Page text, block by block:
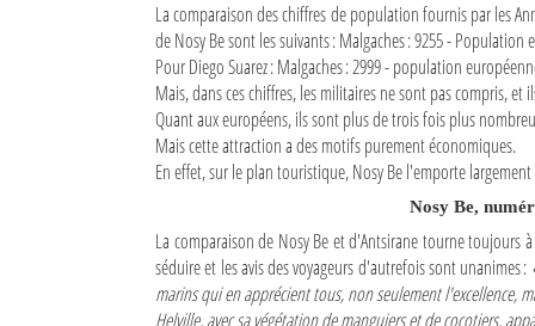
La comparaison des chiffres de population fournis par les
de Nosy Be sont les suivants : Malgaches : 9255 -
Pour Diego Suarez : Malgaches : 2999 - population
Mais, dans ces chiffres, les militaires ne sont pas compris,
Quant aux européens, ils sont plus de trois fois plus
Mais cette attraction a des motifs purement économiques.
En effet, sur le plan touristique, Nosy Be l'emporte
Nosy Be,
La comparaison de Nosy Be et d'Antsirane tourne toujours
séduire et les avis des voyageurs d'autrefois sont unanimes :
marins qui en apprécient tous, non seulement l'excellence,
Helville, avec sa végétation de manguiers et de cocotiers,